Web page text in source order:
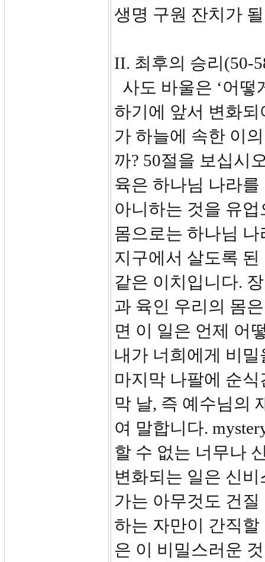
생명 구원 잔치가
II. 최후의 승리(50-
사도 바울은 ‘어떻
하기에 앞서 변화
가 하늘에 속한 이
까? 50절을 보십시
육은 하나님 나라
아니하는 것을 유
몸으로는 하나님
지구에서 살도록
같은 이치입니다.
과 육인 우리의 몸
면 이 일은 언제 어
내가 너희에게 비
마지막 나팔에 순
막 날, 즉 예수님의
여 말합니다.
할 수 없는 너무나
변화되는 일은 신
가는 아무것도 건
하는 자만이 간직
은 이 비밀스러운